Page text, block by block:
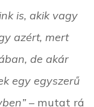
is, akik vagy
azért, mert
de akár
egy egyszerű
– mutat rá